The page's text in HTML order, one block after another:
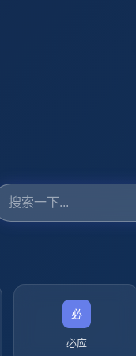
必应